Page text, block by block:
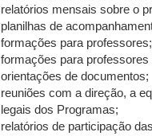
relatórios mensais sobre o
planilhas de
formações para professores;
formações para
orientações de documentos;
reuniões com a direção, a
legais dos Programas;
relatórios de participação